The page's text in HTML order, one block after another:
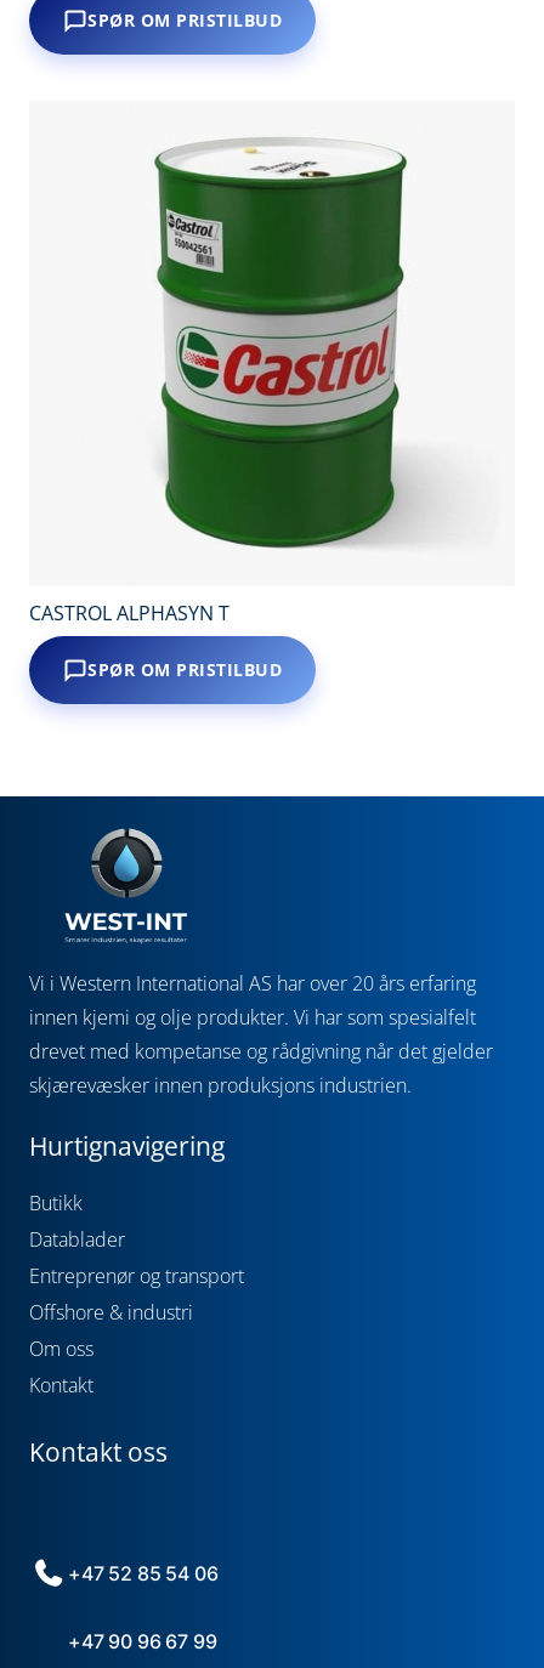
SPØR OM PRISTILBUD
CASTROL ALPHASYN T
SPØR OM PRISTILBUD
Vi i Western International AS har over 20 års erfaring
innen kjemi og olje produkter. Vi har som spesialfelt
drevet med kompetanse og rådgivning når det gjelder
skjærevæsker innen produksjons industrien.
Hurtignavigering
Butikk
Datablader
Entreprenør og transport
Offshore & industri
Om oss
Kontakt
Kontakt oss
+47 52 85 54 06
+47 90 96 67 99